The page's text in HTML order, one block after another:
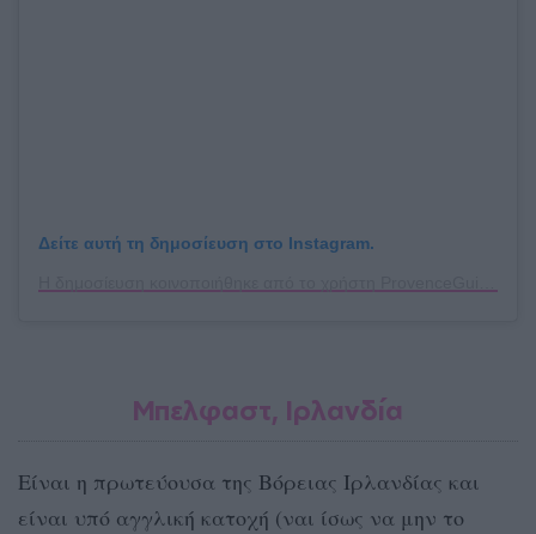
Δείτε αυτή τη δημοσίευση στο Instagram.
Μπελφαστ, Ιρλανδία
Είναι η πρωτεύουσα της Βόρειας Ιρλανδίας και
είναι υπό αγγλική κατοχή (ναι ίσως να μην το